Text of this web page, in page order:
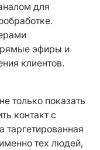
для
эфиры и
клиентов.
только показать
контакт с
таргетированная
тех людей,